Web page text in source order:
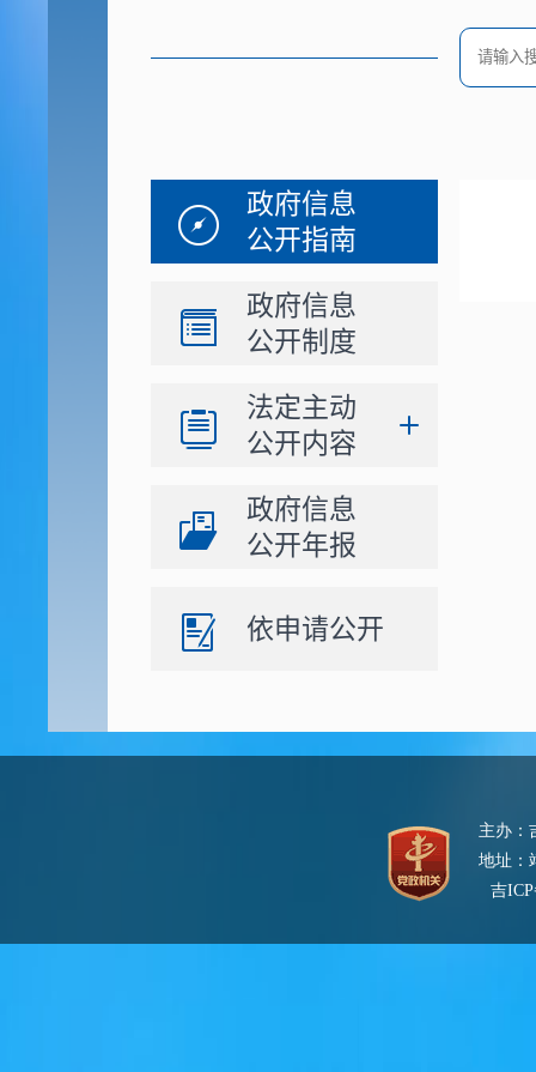
政府信息
公开指南
政府信息
公开制度
法定主动
公开内容
政府信息
公开年报
依申请公开